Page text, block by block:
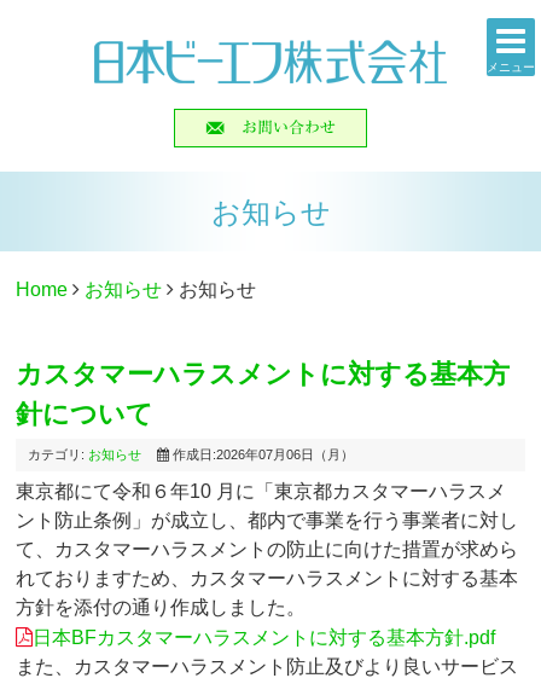
メニュー
お知らせ
Home お知らせ お知らせ
カスタマーハラスメントに対する基本方
針について
カテゴリ: お知らせ 作成日:2026年07月06日（月）
東京都にて令和６年10 月に「東京都カスタマーハラスメ
ント防止条例」が成立し、都内で事業を行う事業者に対し
て、カスタマーハラスメントの防止に向けた措置が求めら
れておりますため、カスタマーハラスメントに対する基本
方針を添付の通り作成しました。
日本BFカスタマーハラスメントに対する基本方針.pdf
また、カスタマーハラスメント防止及びより良いサービス